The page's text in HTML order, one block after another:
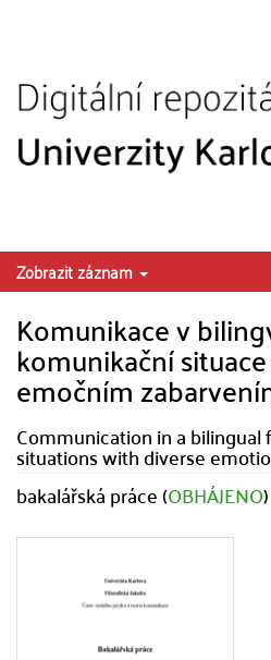
Zobrazit záznam
Komunikace v
komunikační
emočním
Communication in a
situations with diverse
bakalářská práce (OBHÁJENO)